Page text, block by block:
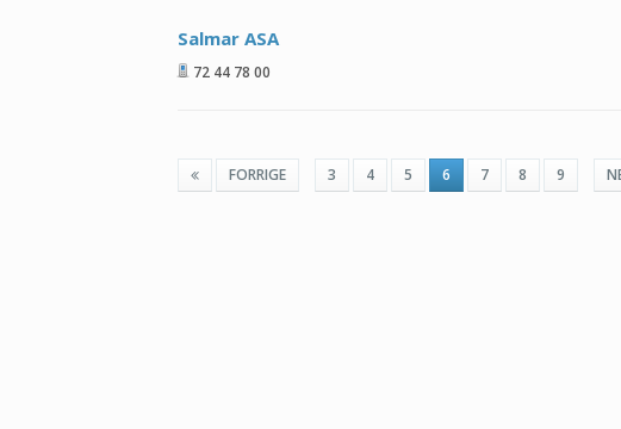
Salmar ASA
72 44 78 00
FORRIGE 3 4 5 6 7 8 9